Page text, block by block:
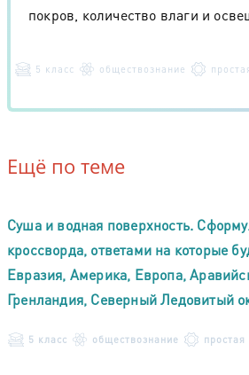
покров, количество влаги и
5 класс обществознание
Ещё по теме
Суша и водная поверхность.
кроссворда, ответами на которые
Евразия, Америка, Европа,
Гренландия, Северный Ледовитый
5 класс обществознание простая